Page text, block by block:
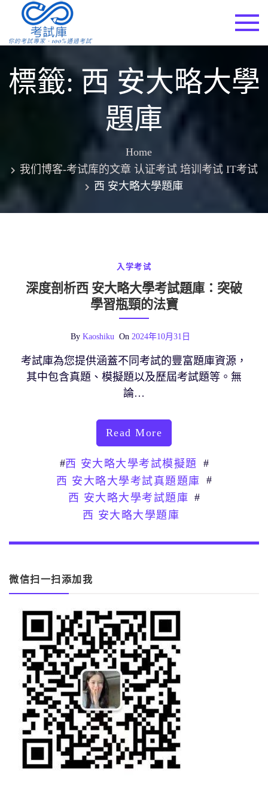
content
標籤:西 安大略大學
題庫
Home
我们博客-考试库的文章 认证考试 培训考试 IT考试
西 安大略大學題庫
入学考试
深度剖析西 安大略大學考試題庫：突破
學習瓶頸的法寶
By Kaoshiku On 2024年10月31日
考試庫為您提供涵蓋不同考試的豐富題庫資源，
其中包含真題、模擬題以及歷屆考試題等。無
論…
Read More
#西 安大略大學考試模擬題
#
西 安大略大學考試真題題庫 #
西 安大略大學考試題庫 #
西 安大略大學題庫
微信扫一扫添加我